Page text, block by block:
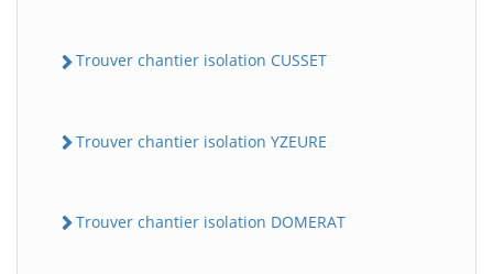
Trouver chantier isolation CUSSET
Trouver chantier isolation YZEURE
Trouver chantier isolation DOMERAT